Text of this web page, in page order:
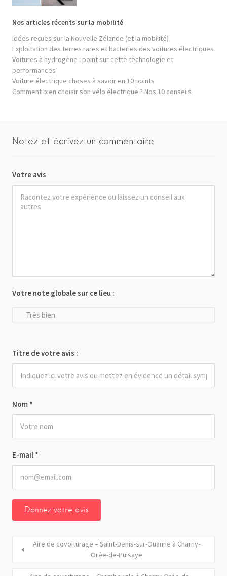
Nos articles récents sur la mobilité
Idées reçues sur la Nouvelle Zélande (et la mobilité)
Exploitation des terres rares et batteries des voitures électriques
Voitures à hydrogène : point sur cette technologie et
performances
Voiture électrique choses à savoir en 10 points
Comment bien choisir son vélo électrique ? Nos 10 conseils
Notez et écrivez un commentaire
Votre avis
Nom *
E-mail *
Votre note globale sur ce lieu :
Très bien
Titre de votre avis :
Aire de covoiturage – Saint-Denis-sur-Ouanne à Charny-
Orée-de-Puisaye